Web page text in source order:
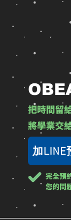
把時間留
將學業交
加LINE
完全預
您的問